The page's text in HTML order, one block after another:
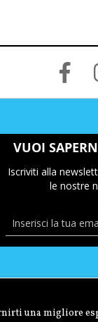
una migliore
VUOI
Iscriviti alla
le nostre